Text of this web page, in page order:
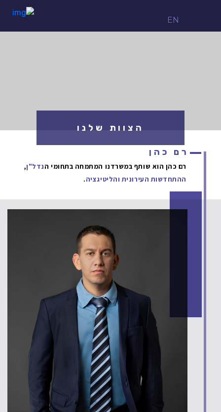
EN
הצוות שלנו
רם כהן
רם כהן הוא שותף במשרדנו המתמחה בתחומי הנדל"ן,
ההתחדשות העירונית והליטיגציה.